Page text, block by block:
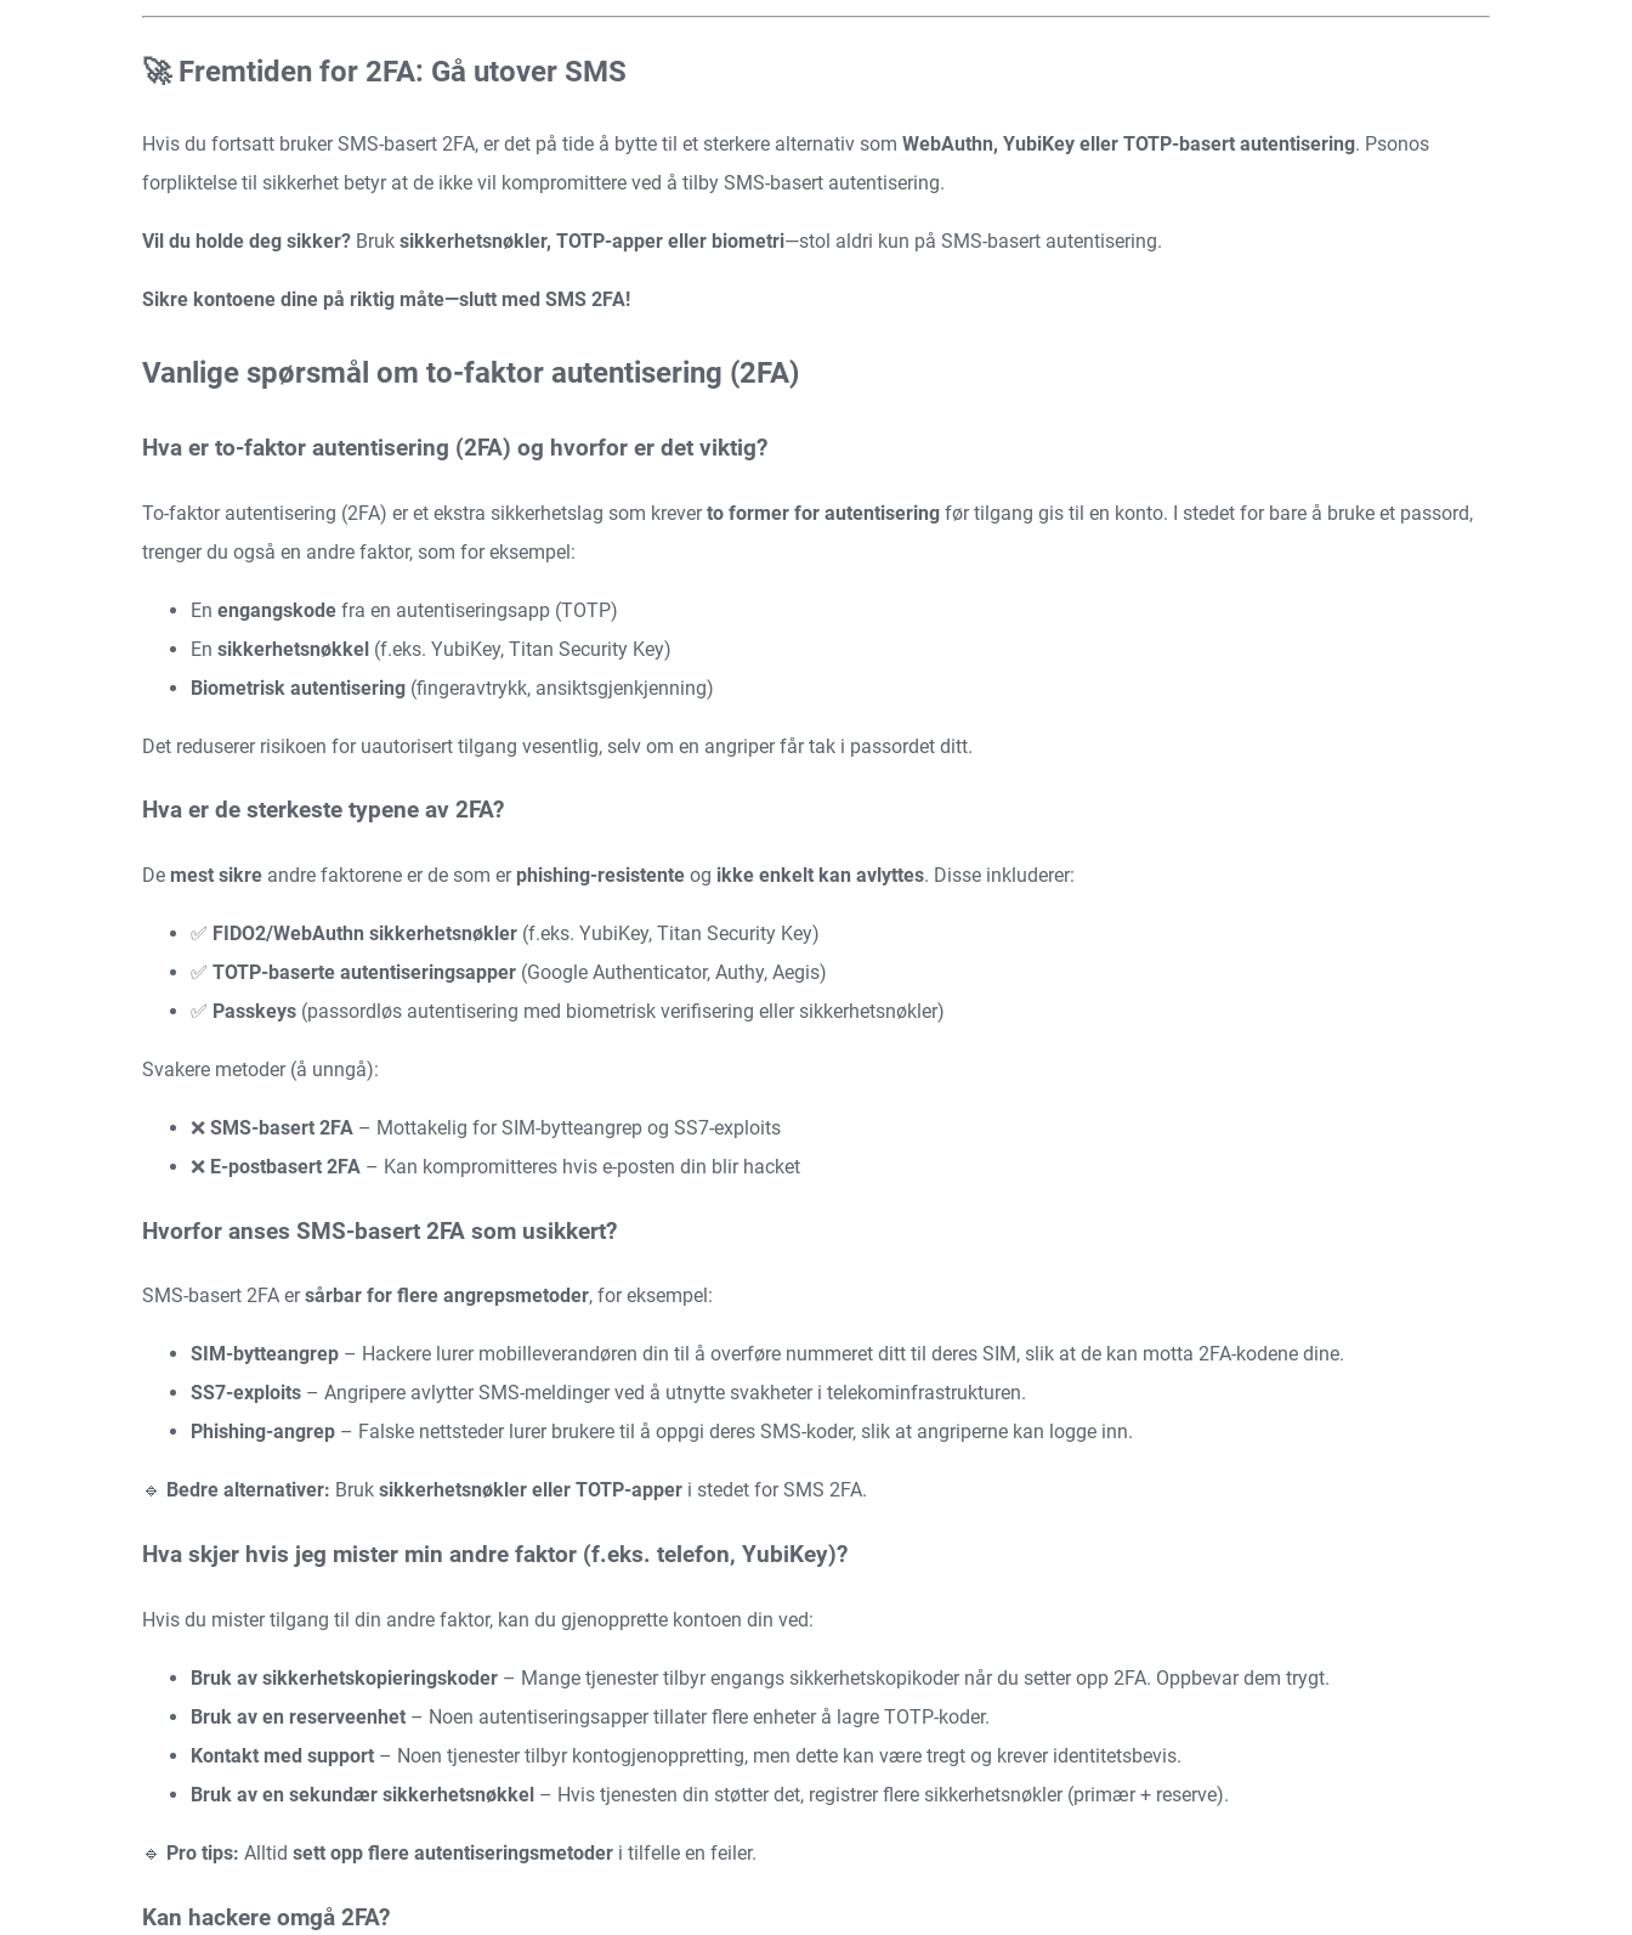
🚀 Fremtiden for 2FA: Gå utover SMS
Hvis du fortsatt bruker SMS-basert 2FA, er det på tide å bytte til et sterkere alternativ som WebAuthn, YubiKey eller TOTP-basert autentisering. Psonos
forpliktelse til sikkerhet betyr at de ikke vil kompromittere ved å tilby SMS-basert autentisering.
Vil du holde deg sikker? Bruk sikkerhetsnøkler, TOTP-apper eller biometri—stol aldri kun på SMS-basert autentisering.
Sikre kontoene dine på riktig måte—slutt med SMS 2FA!
Vanlige spørsmål om to-faktor autentisering (2FA)
Hva er to-faktor autentisering (2FA) og hvorfor er det viktig?
To-faktor autentisering (2FA) er et ekstra sikkerhetslag som kreverto former for autentisering før tilgang gis til en konto. I stedet for bare å bruke et passord,
trenger du også en andre faktor, som for eksempel:
En engangskode fra en autentiseringsapp (TOTP)
En sikkerhetsnøkkel (f.eks. YubiKey, Titan Security Key)
Biometrisk autentisering (fingeravtrykk, ansiktsgjenkjenning)
Det reduserer risikoen for uautorisert tilgang vesentlig, selv om en angriper får tak i passordet ditt.
Hva er de sterkeste typene av 2FA?
De mest sikre andre faktorene er de som er phishing-resistente og ikke enkelt kan avlyttes. Disse inkluderer:
✅ FIDO2/WebAuthn sikkerhetsnøkler (f.eks. YubiKey, Titan Security Key)
✅ TOTP-baserte autentiseringsapper (Google Authenticator, Authy, Aegis)
✅ Passkeys (passordløs autentisering med biometrisk verifisering eller sikkerhetsnøkler)
Svakere metoder (å unngå):
❌ SMS-basert 2FA – Mottakelig for SIM-bytteangrep og SS7-exploits
❌ E-postbasert 2FA – Kan kompromitteres hvis e-posten din blir hacket
Hvorfor anses SMS-basert 2FA som usikkert?
SMS-basert 2FA ersårbar for flere angrepsmetoder, for eksempel:
SIM-bytteangrep – Hackere lurer mobilleverandøren din til å overføre nummeret ditt til deres SIM, slik at de kan motta 2FA-kodene dine.
SS7-exploits – Angripere avlytter SMS-meldinger ved å utnytte svakheter i telekominfrastrukturen.
Phishing-angrep – Falske nettsteder lurer brukere til å oppgi deres SMS-koder, slik at angriperne kan logge inn.
🔹 Bedre alternativer: Bruk sikkerhetsnøkler eller TOTP-apper i stedet for SMS 2FA.
Hva skjer hvis jeg mister min andre faktor (f.eks. telefon, YubiKey)?
Hvis du mister tilgang til din andre faktor, kan du gjenopprette kontoen din ved:
Bruk av sikkerhetskopieringskoder – Mange tjenester tilbyr engangs sikkerhetskopikoder når du setter opp 2FA. Oppbevar dem trygt.
Bruk av en reserveenhet – Noen autentiseringsapper tillater flere enheter å lagre TOTP-koder.
Kontakt med support – Noen tjenester tilbyr kontogjenoppretting, men dette kan være tregt og krever identitetsbevis.
Bruk av en sekundær sikkerhetsnøkkel – Hvis tjenesten din støtter det, registrer flere sikkerhetsnøkler (primær + reserve).
🔹 Pro tips: Alltid sett opp flere autentiseringsmetoder i tilfelle en feiler.
Kan hackere omgå 2FA?